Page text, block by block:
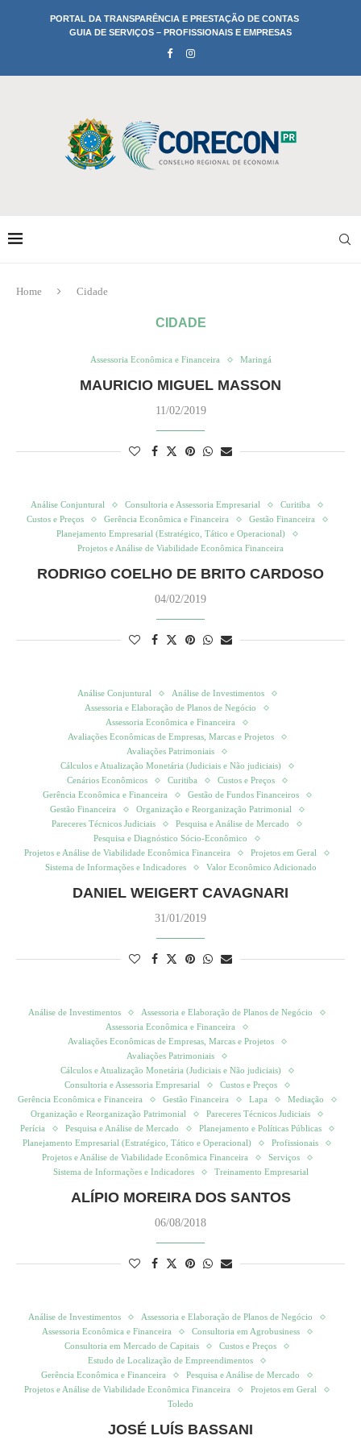
PORTAL DA TRANSPARÊNCIA E PRESTAÇÃO DE CONTAS
GUIA DE SERVIÇOS – PROFISSIONAIS E EMPRESAS
Home Cidade
CIDADE
Assessoria Econômica e Financeira Maringá
MAURICIO MIGUEL MASSON
11/02/2019
Análise Conjuntural Consultoria e Assessoria Empresarial
Curitiba
Custos e Preços
Gerência Econômica e Financeira
Gestão Financeira
Planejamento Empresarial (Estratégico, Tático e Operacional)
Projetos e Análise de Viabilidade Econômica Financeira
RODRIGO COELHO DE BRITO CARDOSO
04/02/2019
Análise Conjuntural
Análise de Investimentos
Assessoria e Elaboração de Planos de Negócio
Assessoria Econômica e Financeira
Avaliações Econômicas de Empresas, Marcas e Projetos
Avaliações Patrimoniais
Cálculos e Atualização Monetária (Judiciais e Não judiciais)
Cenários Econômicos
Curitiba
Custos e Preços
Gerência Econômica e Financeira
Gestão de Fundos Financeiros
Gestão Financeira
Organização e Reorganização Patrimonial
Pareceres Técnicos Judiciais
Pesquisa e Análise de Mercado
Pesquisa e Diagnóstico Sócio-Econômico
Projetos e Análise de Viabilidade Econômica Financeira
Projetos em Geral
Sistema de Informações e Indicadores
Valor Econômico Adicionado
DANIEL WEIGERT CAVAGNARI
31/01/2019
Análise de Investimentos
Assessoria e Elaboração de Planos de Negócio
Assessoria Econômica e Financeira
Avaliações Econômicas de Empresas, Marcas e Projetos
Avaliações Patrimoniais
Cálculos e Atualização Monetária (Judiciais e Não judiciais)
Consultoria e Assessoria Empresarial
Custos e Preços
Gerência Econômica e Financeira
Gestão Financeira Lapa
Mediação
Organização e Reorganização Patrimonial
Pareceres Técnicos Judiciais
Perícia
Pesquisa e Análise de Mercado
Planejamento e Políticas Públicas
Planejamento Empresarial (Estratégico, Tático e Operacional)
Profissionais
Projetos e Análise de Viabilidade Econômica Financeira
Serviços
Sistema de Informações e Indicadores
Treinamento Empresarial
ALÍPIO MOREIRA DOS SANTOS
06/08/2018
Análise de Investimentos
Assessoria e Elaboração de Planos de Negócio
Assessoria Econômica e Financeira
Consultoria em Agrobusiness
Consultoria em Mercado de Capitais
Custos e Preços
Estudo de Localização de Empreendimentos
Gerência Econômica e Financeira
Pesquisa e Análise de Mercado
Projetos e Análise de Viabilidade Econômica Financeira
Projetos em Geral
Toledo
JOSÉ LUÍS BASSANI